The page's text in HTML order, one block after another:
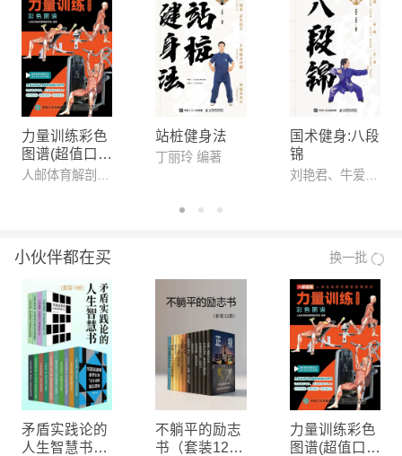
力量训练彩色
图谱(超值口袋
版)
站桩健身法
丁丽玲 编著
国术健身:八段
锦
小伙伴都在买 换一批
矛盾实践论的
人生智慧书
不躺平的励志
书（套装12
力量训练彩色
图谱(超值口袋